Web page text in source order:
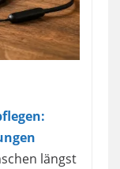
längst